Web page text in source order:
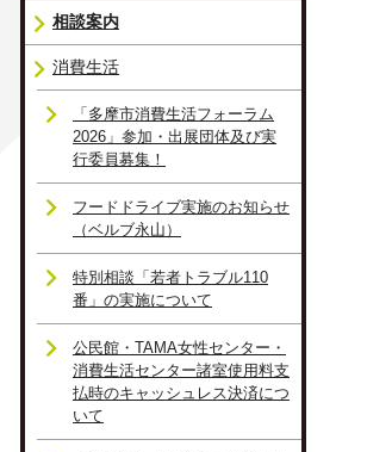
相談案内
消費生活
「多摩市消費生活フォーラム
2026」参加・出展団体及び実
行委員募集！
フードドライブ実施のお知らせ
（ベルブ永山）
特別相談「若者トラブル110
番」の実施について
公民館・TAMA女性センター・
消費生活センター諸室使用料支
払時のキャッシュレス決済につ
いて